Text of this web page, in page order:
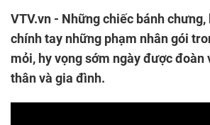
VTV.vn - Những chiếc bánh
chính tay những phạm nhân gói
mỏi, hy vọng sớm ngày được đoàn
thân và gia đình.